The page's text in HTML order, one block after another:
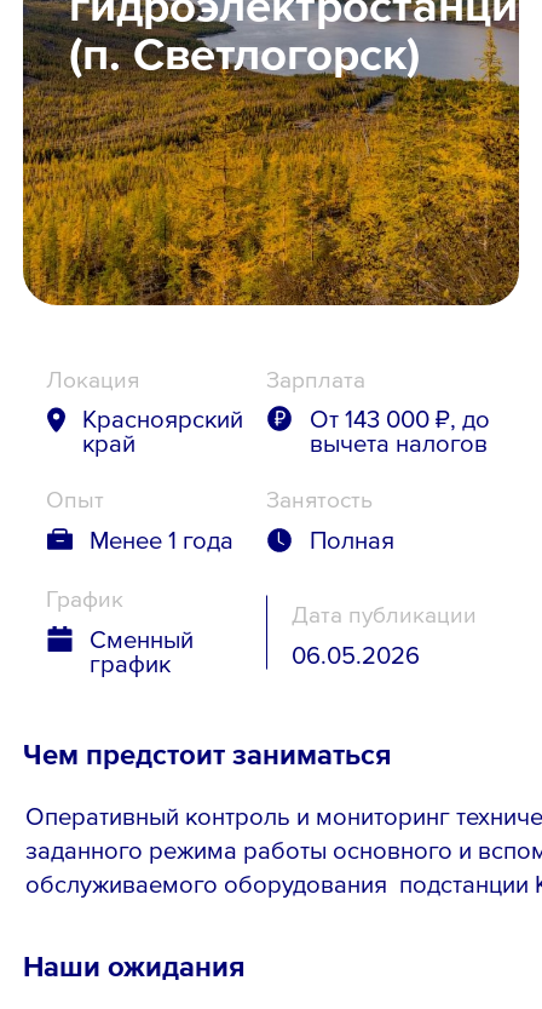
Школьникам
Локации
8 800 700-19-43
(п. Светлогорск)
Локация
Красноярский
край
Зарплата
От 143 000 ₽, до
вычета налогов
Опыт
Менее 1 года
Занятость
Полная
График
Сменный
график
Дата публикации
06.05.2026
Чем предстоит заниматься
Оперативный контроль и мониторинг
заданного режима работы основного и
обслуживаемого оборудования
Наши ожидания